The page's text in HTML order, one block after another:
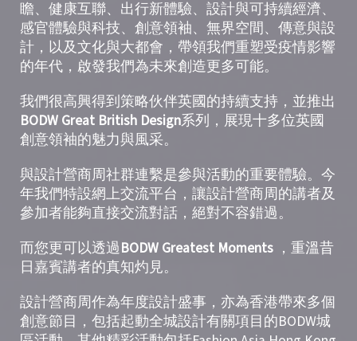
瞻、健康互聯、出行新體驗、設計與可持續經濟、
感官體驗與科技、創意領袖、無界空間、傳意與設
計，以及文化與大都會，帶領我們重塑受疫情影響
的年代，啟發我們為未來創造更多可能。
我們很高興得到策略伙伴英國的持續支持，並推出
BODW Great British Design系列，展現十多位英國
創意領袖的魅力與風采。
與設計營商周社群連繫是參與活動的重要體驗。今
年我們特設網上交流平台，讓設計營商周的講者及
參加者能夠直接交流對話，絕對不容錯過。
而您更可以透過BODW Greatest Moments ，重溫昔
日嘉賓講者的真知灼見。
設計營商周作為年度設計盛事，亦為香港帶來多個
創意節目，包括起動全城設計有關項目的BODW城